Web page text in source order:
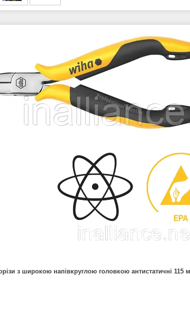
з широкою напівкруглою головкою антистатичні 115